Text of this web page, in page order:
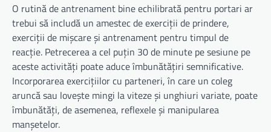
O rutină de antrenament bine echilibrată pentru portari ar
trebui să includă un amestec de exerciții de prindere,
exerciții de mișcare și antrenament pentru timpul de
reacție. Petrecerea a cel puțin 30 de minute pe sesiune pe
aceste activități poate aduce îmbunătățiri semnificative.
Incorporarea exercițiilor cu parteneri, în care un coleg
aruncă sau lovește mingi la viteze și unghiuri variate, poate
îmbunătăți, de asemenea, reflexele și manipularea
manșetelor.